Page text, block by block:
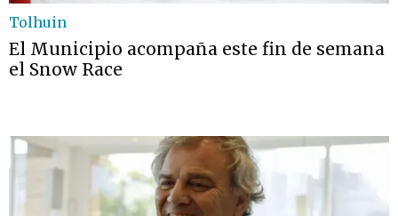
Tolhuin
El Municipio acompaña este fin de semana
el Snow Race